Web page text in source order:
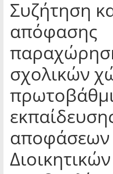
Συζήτηση
απόφασης
σχολικών
αποφάσεων
Διοικητικών